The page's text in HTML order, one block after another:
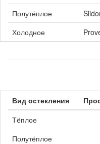
Полутёплое
Холодное
Вид остекления
Тёплое
Полутёплое